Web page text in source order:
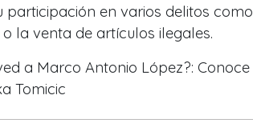
en varios delitos como
la venta de artículos ilegales.
a Marco Antonio López?: Conoce
Tomicic